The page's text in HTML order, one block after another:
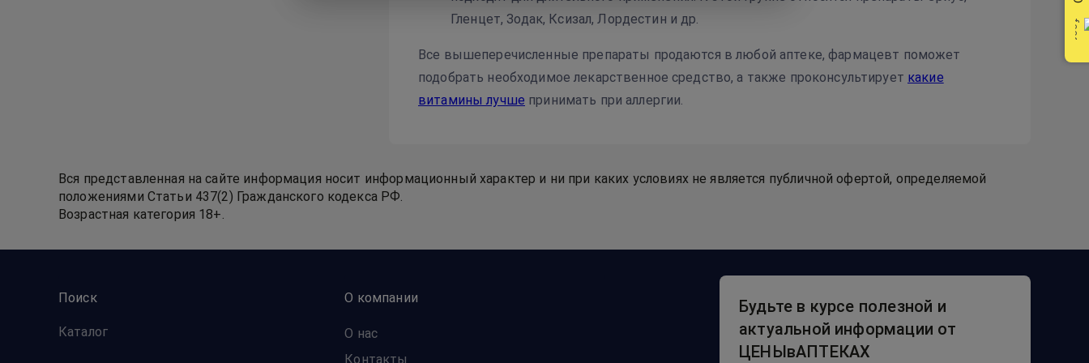
Гленцет, Зодак, Ксизал, Лордестин и др.
Все вышеперечисленные препараты продаются в любой аптеке, фармацевт поможет
подобрать необходимое лекарственное средство, а также проконсультирует какие
витамины лучше принимать при аллергии.
Вся представленная на сайте информация носит информационный характер и ни при каких условиях не является публичной офертой, определяемой
положениями Статьи 437(2) Гражданского кодекса РФ.
Возрастная категория 18+.
Поиск
Каталог
О компании
О нас
Контакты
Будьте в курсе полезной и
актуальной информации от
ЦЕНЫвАПТЕКАХ